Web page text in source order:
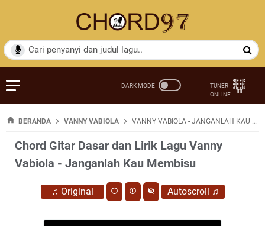
BERANDA VANNY VABIOLA VANNY VABIOLA - JANGANLAH KAU MEMBISU
Chord Gitar Dasar dan Lirik Lagu Vanny
Vabiola - Janganlah Kau Membisu
♫ Original Autoscroll ♫